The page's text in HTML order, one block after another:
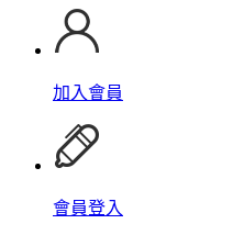
加入會員
會員登入